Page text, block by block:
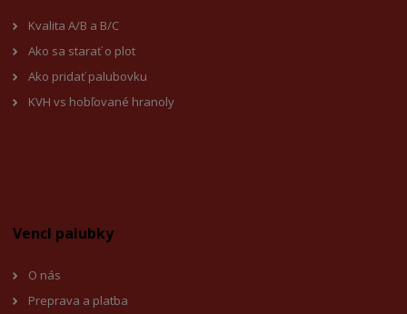
Kvalita A/B a B/C
Ako sa starať o plot
Ako pridať palubovku
KVH vs hobľované hranoly
Vencl palubky
O nás
Preprava a platba